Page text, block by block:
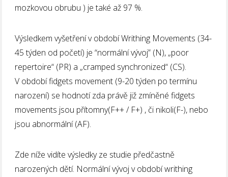
mozkovou obrubu ) je také až 97 %.
Výsledkem vyšetření v období Writhing Movements (34-
45 týden od početí) je “normální vývoj” (N), „poor
repertoire“ (PR) a „cramped synchronized“ (CS).
V období fidgets movement (9-20 týden po termínu
narození) se hodnotí zda právě již zmíněné fidgets
movements jsou přítomny(F++ / F+) , či nikoli(F-), nebo
jsou abnormální (AF).
Zde níže vidíte výsledky ze studie předčastně
narozených dětí. Normální vývoj v období writhing